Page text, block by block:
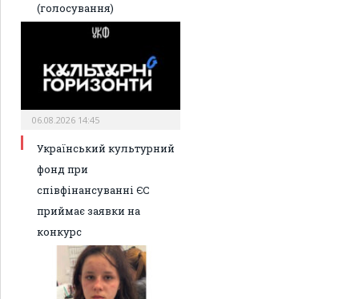
(голосування)
06.08.2026 14:45
Український культурний
фонд при
співфінансуванні ЄС
приймає заявки на
конкурс